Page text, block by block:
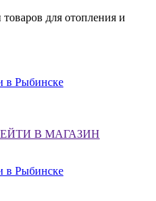
для отопления и
В МАГАЗИН